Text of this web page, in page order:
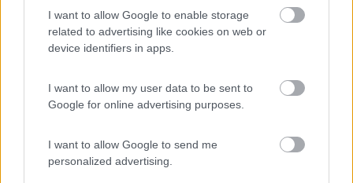
I want to allow Google to enable storage
related to advertising like cookies on web or
device identifiers in apps.
I want to allow my user data to be sent to
Google for online advertising purposes.
I want to allow Google to send me
personalized advertising.
Inserito il20/11/2017 alle:21:51:57
Io li tiro a 150nm, 130 le auto e 150 per il camper
Pascia2
2557
In risposta al messaggio diIZ4DJI